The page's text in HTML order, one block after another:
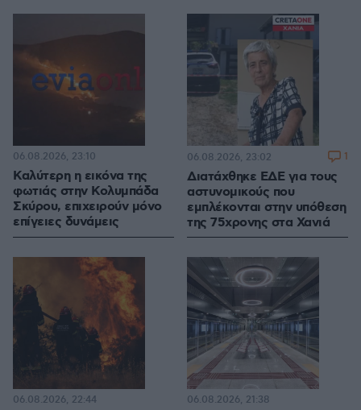
Καλύτερη η εικόνα της
φωτιάς στην Κολυμπάδα
Σκύρου, επιχειρούν μόνο
επίγειες δυνάμεις
06.08.2026, 23:10
Διατάχθηκε ΕΔΕ για τους
αστυνομικούς που
εμπλέκονται στην υπόθεση
της 75χρονης στα Χανιά
06.08.2026, 23:02 1
06.08.2026, 22:44 06.08.2026, 21:38